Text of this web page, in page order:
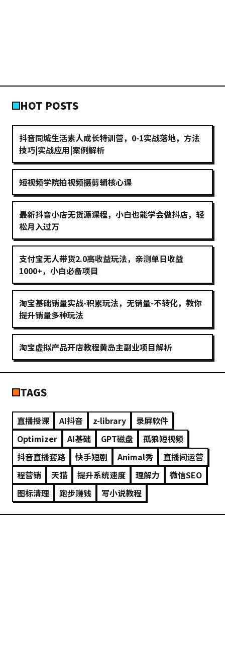
HOT POSTS
抖音同城生活素人成长特训营，0-1实战落地，方法
技巧|实战应用|案例解析
短视频学院拍视频摄剪辑核心课
最新抖音小店无货源课程，小白也能学会做抖店，轻
松月入过万
支付宝无人带货2.0高收益玩法，亲测单日收益
1000+，小白必备项目
淘宝基础销量实战-积累玩法，无销量-不转化，教你
提升销量多种玩法
淘宝虚拟产品开店教程黄岛主副业项目解析
TAGS
直播授课 AI抖音 z-library
录屏软件
Optimizer
AI基础 GPT磁盘
孤狼短视频
抖音直播套路
快手短剧 Animal秀
直播间运营
程营销
天猫 提升系统速度 理解力
微︎信SEO
图标清理
跑步赚钱 写小说教程